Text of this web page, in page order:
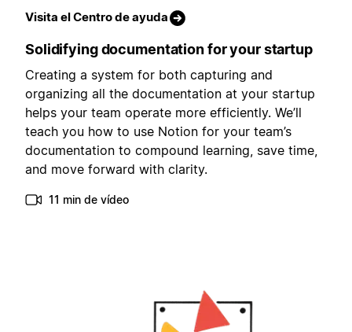
Visita el Centro de ayuda
Solidifying documentation for your startup
Creating a system for both capturing and
organizing all the documentation at your startup
helps your team operate more efficiently. We’ll
teach you how to use Notion for your team’s
documentation to compound learning, save time,
and move forward with clarity.
11 min de vídeo